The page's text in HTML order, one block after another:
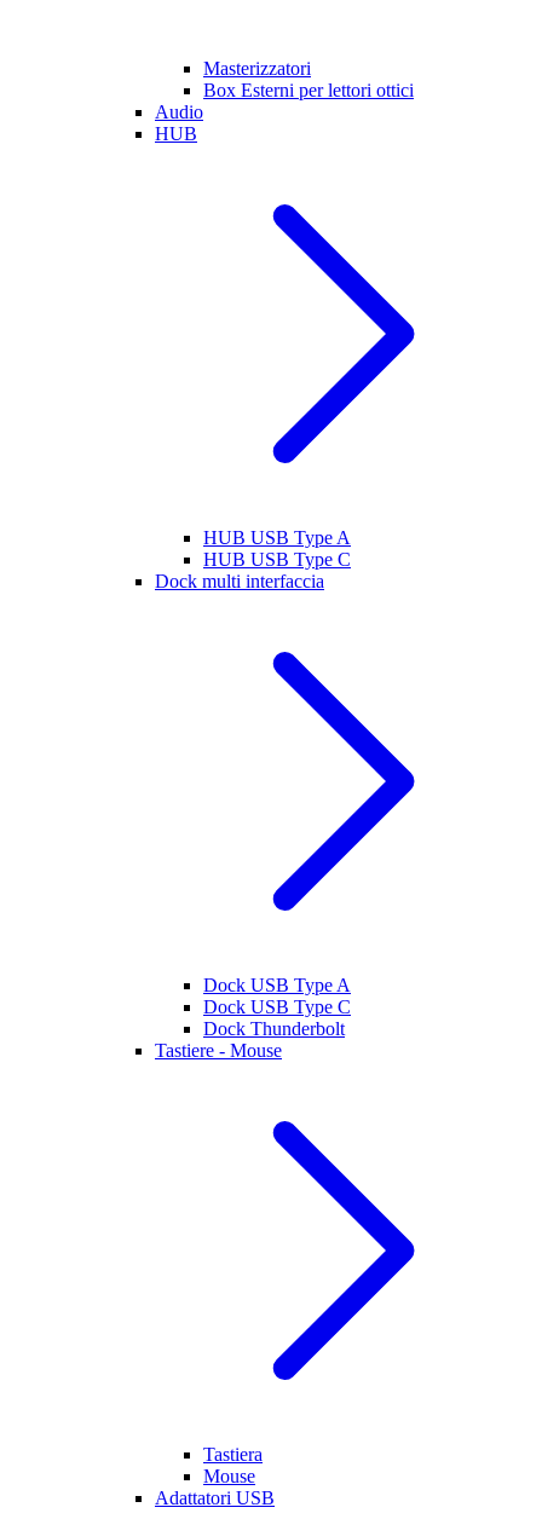
Masterizzatori
Box Esterni per lettori ottici
Audio
HUB
HUB USB Type A
HUB USB Type C
Dock multi interfaccia
Dock USB Type A
Dock USB Type C
Dock Thunderbolt
Tastiere - Mouse
Tastiera
Mouse
Adattatori USB